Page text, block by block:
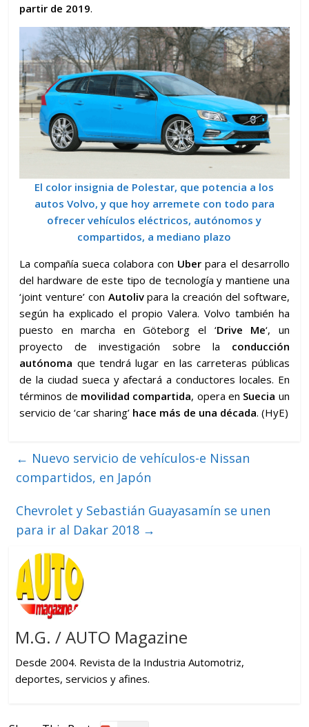
partir de 2019.
El color insignia de Polestar, que potencia a los
autos Volvo, y que hoy arremete con todo para
ofrecer vehículos eléctricos, autónomos y
compartidos, a mediano plazo
La compañía sueca colabora con Uberpara el desarrollo
del hardware de este tipo de tecnología y mantiene una
‘joint venture’ con Autolivpara la creación del software,
según ha explicado el propio Valera. Volvo también ha
puesto en marcha en Göteborg el ‘Drive Me‘, un
proyecto de investigación sobre la conducción
autónoma que tendrá lugar en las carreteras públicas
de la ciudad sueca y afectará a conductores locales. En
términos de movilidad compartida, opera en Suecia un
servicio de ‘car sharing’ hace más de una década. (HyE)
← Nuevo servicio de vehículos-e Nissan
compartidos, en Japón
Chevrolet y Sebastián Guayasamín se unen
para ir al Dakar 2018 →
M.G. / AUTO Magazine
Desde 2004. Revista de la Industria Automotriz,
deportes, servicios y afines.